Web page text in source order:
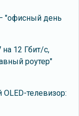
"офисный день
12 Гбит/с,
роутер"
телевизор: